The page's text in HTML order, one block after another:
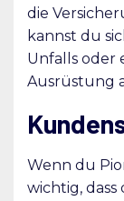
die
kannst du
Unfalls oder
Ausrüstung
Wenn du
wichtig,